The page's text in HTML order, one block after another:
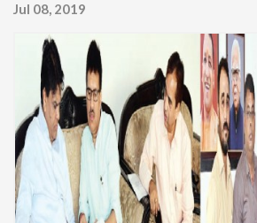
Jul 08, 2019